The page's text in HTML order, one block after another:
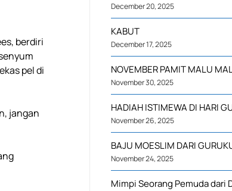
berdiri
pel di
jangan
December 20, 2025
KABUT
December 17, 2025
NOVEMBER PAMIT MALU
November 30, 2025
HADIAH ISTIMEWA DI HARI
November 26, 2025
BAJU MOESLIM DARI
November 24, 2025
Mimpi Seorang Pemuda dari